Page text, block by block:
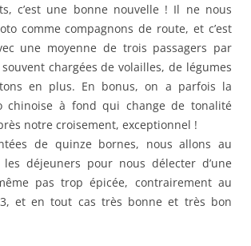
c’est une bonne nouvelle ! Il ne nous
comme compagnons de route, et c’est
une moyenne de trois passagers par
chargées de volailles, de légumes
en plus. En bonus, on a parfois la
chinoise à fond qui change de tonalité
notre croisement, exceptionnel !
de quinze bornes, nous allons au
déjeuners pour nous délecter d’une
pas trop épicée, contrairement au
et en tout cas très bonne et très bon